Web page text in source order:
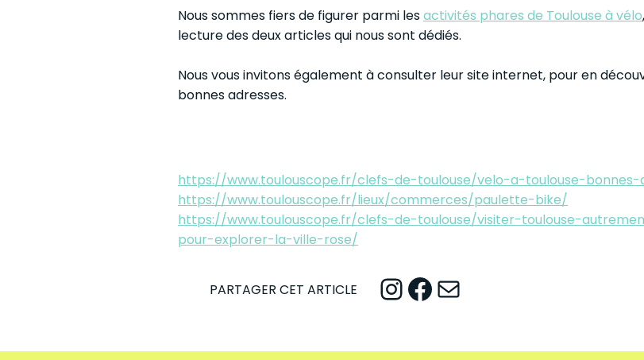
Nous sommes fiers de figurer parmi lesactivités phares de Toulouse à vélo
lecture des deux articles qui nous sont dédiés.
Nous vous invitons également à consulter leur site internet, pour en
bonnes adresses.
https://www.toulouscope.fr/clefs-de-toulouse/velo-a-toulouse-bonnes-
https://www.toulouscope.fr/lieux/commerces/paulette-bike/
https://www.toulouscope.fr/clefs-de-toulouse/visiter-toulouse-
pour-explorer-la-ville-rose/
PARTAGER CET ARTICLE InstagramFacebook Mail